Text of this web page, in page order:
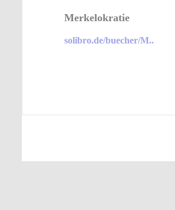
Merkelokratie
solibro.de/buecher/M..